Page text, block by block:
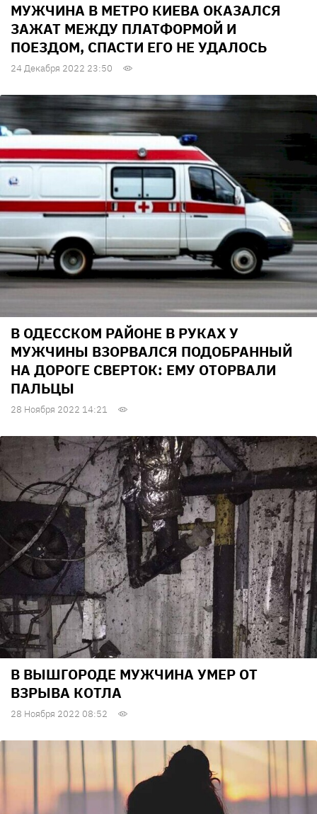
МУЖЧИНА В МЕТРО КИЕВА ОКАЗАЛСЯ
ЗАЖАТ МЕЖДУ ПЛАТФОРМОЙ И
ПОЕЗДОМ, СПАСТИ ЕГО НЕ УДАЛОСЬ
24 Декабря 2022 23:50
В ОДЕССКОМ РАЙОНЕ В РУКАХ У
МУЖЧИНЫ ВЗОРВАЛСЯ ПОДОБРАННЫЙ
НА ДОРОГЕ СВЕРТОК: ЕМУ ОТОРВАЛИ
ПАЛЬЦЫ
28 Ноября 2022 14:21
В ВЫШГОРОДЕ МУЖЧИНА УМЕР ОТ
ВЗРЫВА КОТЛА
28 Ноября 2022 08:52